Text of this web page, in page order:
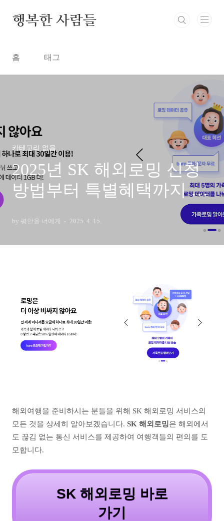
행복한 사람들
홈 태그
카테고리 없음
2025년 SK 해외로밍 신청
방법부터 특별혜택까지 한
by 평안을 너에게 2025. 4. 15.
해외여행을 준비하시는 분들을 위해 SK 해외로밍 서비스의
모든 것을 상세히 알아보겠습니다. SK 해외로밍은 해외에서
도 끊김 없는 통신 서비스를 제공하여 여행객들의 편의를 도
모합니다.
SK 해외로밍 바로
가기